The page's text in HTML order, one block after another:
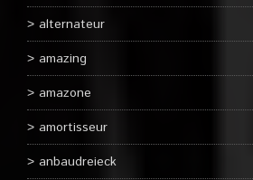
alternateur
amazing
amazone
amortisseur
anbaudreieck